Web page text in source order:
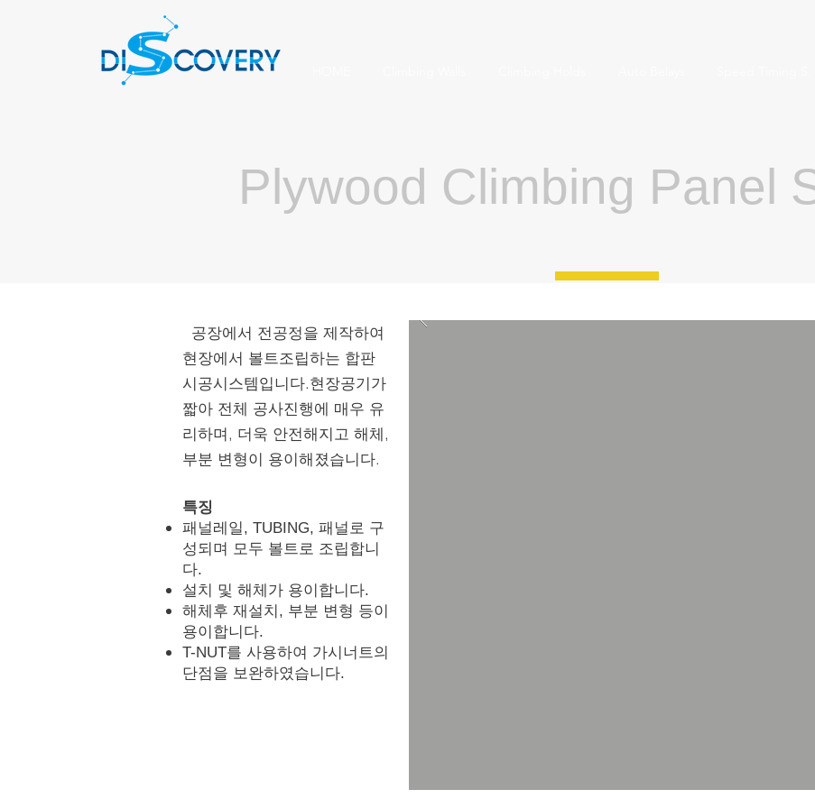
Plywood Climbing Panel
공장에서 전공정을 제작하여
현장에서 볼트조립하는 합판
시공시스템입니다.현장공기가
짧아 전체 공사진행에 매우 유
리하며, 더욱 안전해지고 해체,
부분 변형이 용이해졌습니다.
특징
패널레일, TUBING, 패널로 구
성되며 모두 볼트로 조립합니
다.
설치 및 해체가 용이합니다.
해체후 재설치, 부분 변형 등이
용이합니다.
T-NUT를 사용하여 가시너트의
단점을 보완하였습니다.